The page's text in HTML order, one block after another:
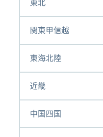
東北
関東甲信越
東海北陸
近畿
中国四国